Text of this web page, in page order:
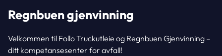
Regnbuen gjenvinning
Velkommen til Follo Truckutleie og Regnbuen Gjenvinning –
ditt kompetansesenter for avfall!